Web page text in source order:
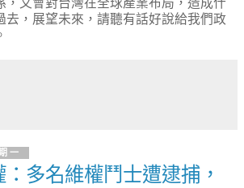
去，展望未來，請聽有話好說給我們政
一
多名維權鬥士遭逮捕，